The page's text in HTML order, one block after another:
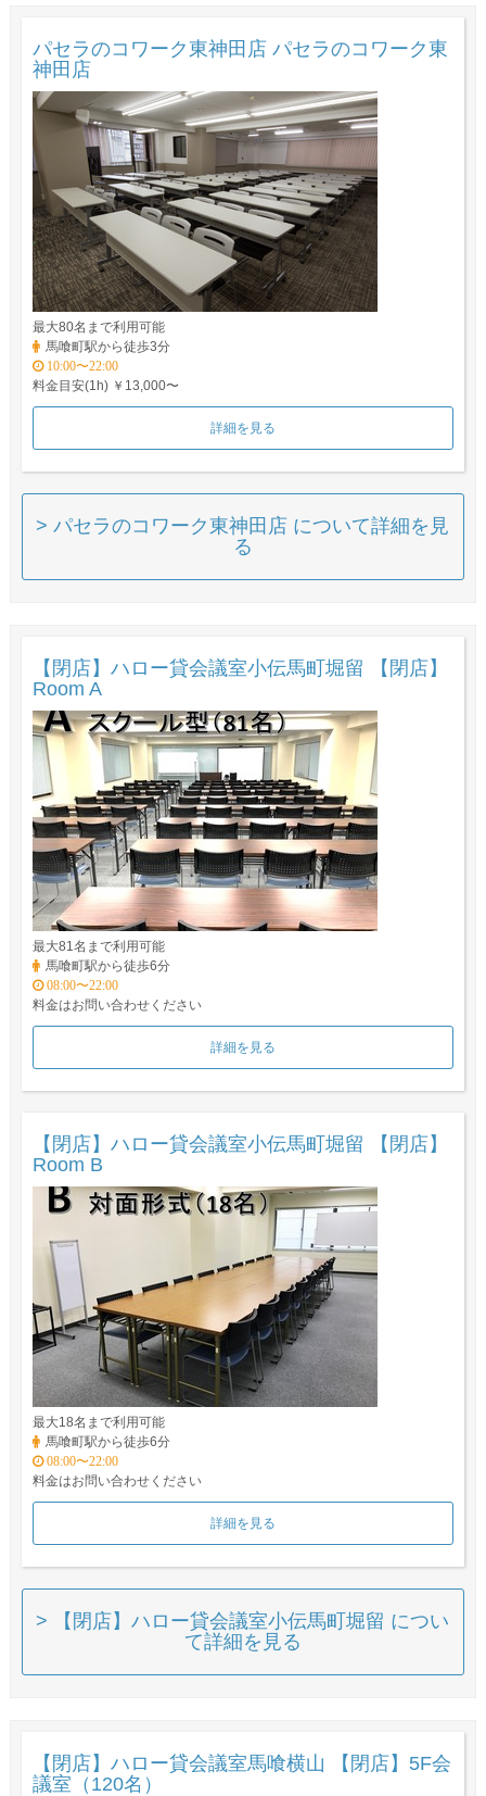
パセラのコワーク東神田店 パセラのコワーク東
神田店
最大80名まで利用可能
馬喰町駅から徒歩3分
10:00〜22:00
料金目安(1h) ￥13,000〜
詳細を見る
> パセラのコワーク東神田店 について詳細を見
る
【閉店】ハロー貸会議室小伝馬町堀留 【閉店】
Room A
最大81名まで利用可能
馬喰町駅から徒歩6分
08:00〜22:00
料金はお問い合わせください
詳細を見る
【閉店】ハロー貸会議室小伝馬町堀留 【閉店】
Room B
最大18名まで利用可能
馬喰町駅から徒歩6分
08:00〜22:00
料金はお問い合わせください
詳細を見る
> 【閉店】ハロー貸会議室小伝馬町堀留 につい
て詳細を見る
【閉店】ハロー貸会議室馬喰横山 【閉店】5F会
議室（120名）